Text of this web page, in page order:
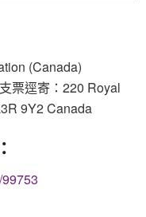
(Canada)
票逕寄：220 Royal
9Y2 Canada